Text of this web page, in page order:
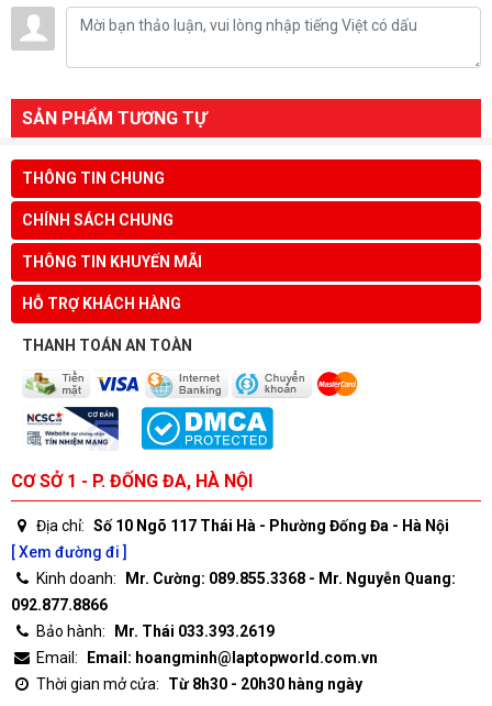
SẢN PHẨM TƯƠNG TỰ
THÔNG TIN CHUNG
CHÍNH SÁCH CHUNG
THÔNG TIN KHUYẾN MÃI
HỖ TRỢ KHÁCH HÀNG
THANH TOÁN AN TOÀN
CƠ SỞ 1 - P. ĐỐNG ĐA, HÀ NỘI
Địa chỉ: Số 10 Ngõ 117 Thái Hà - Phường Đống Đa - Hà Nội
[ Xem đường đi ]
Kinh doanh:
Mr. Cường: 089.855.3368 - Mr. Nguyễn Quang:
092.877.8866
Bảo hành:
Mr. Thái 033.393.2619
Email:
Email: hoangminh@laptopworld.com.vn
Thời gian mở cửa:
Từ 8h30 - 20h30 hàng ngày